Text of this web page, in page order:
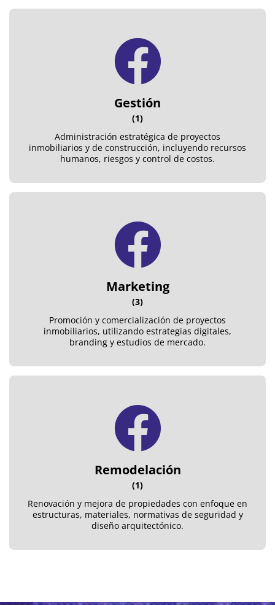
Gestión
(1)
Administración estratégica de proyectos
inmobiliarios y de construcción, incluyendo recursos
humanos, riesgos y control de costos.
Marketing
(3)
Promoción y comercialización de proyectos
inmobiliarios, utilizando estrategias digitales,
branding y estudios de mercado.
Remodelación
(1)
Renovación y mejora de propiedades con enfoque en
estructuras, materiales, normativas de seguridad y
diseño arquitectónico.